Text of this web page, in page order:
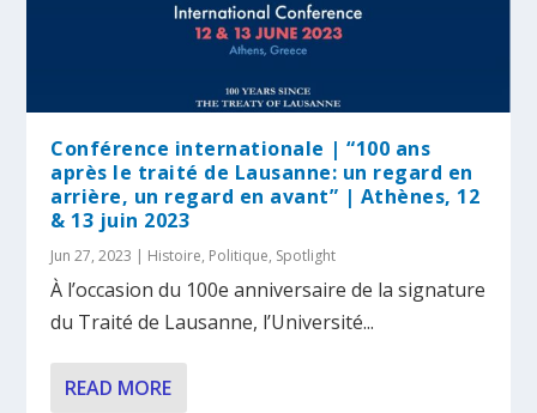
Conférence internationale | “100 ans
après le traité de Lausanne: un regard en
arrière, un regard en avant” | Athènes, 12
& 13 juin 2023
Jun 27, 2023 | Histoire, Politique, Spotlight
À l’occasion du 100e anniversaire de la signature
du Traité de Lausanne, l’Université...
READ MORE